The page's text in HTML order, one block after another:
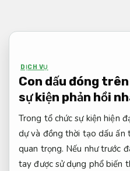
nội
DỊCH VỤ
Con dấu đóng
sự kiện phản hồi
Trong tổ chức sự kiện hiện
dự và đồng thời tạo dấu ấn
quan trọng. Nếu như trước
tay được sử dụng phổ biến